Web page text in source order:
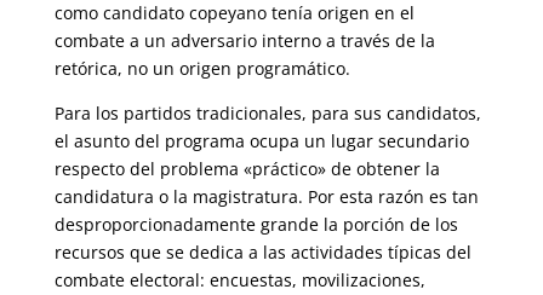
como candidato copeyano tenía origen en el
combate a un adversario interno a través de la
retórica, no un origen programático.
Para los partidos tradicionales, para sus candidatos,
el asunto del programa ocupa un lugar secundario
respecto del problema «práctico» de obtener la
candidatura o la magistratura. Por esta razón es tan
desproporcionadamente grande la porción de los
recursos que se dedica a las actividades típicas del
combate electoral: encuestas, movilizaciones,